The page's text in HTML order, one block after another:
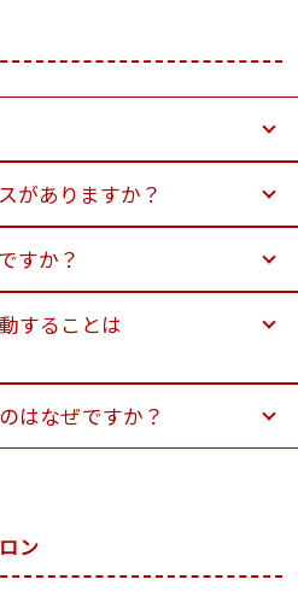
がありますか？
すか？
することは
はなぜですか？
ン